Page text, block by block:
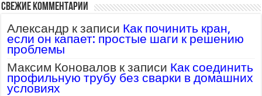
Свежие комментарии
Александр к записи Как починить кран,
если он капает: простые шаги к решению
проблемы
Максим Коновалов к записи Как соединить
профильную трубу без сварки в домашних
условиях